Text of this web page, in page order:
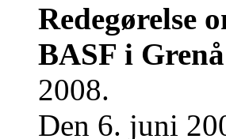
Redegørelse
BASF i Grenå
2008.
Den 6. juni